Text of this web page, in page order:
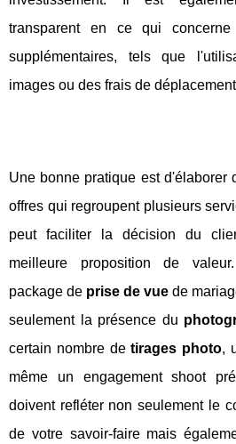
transparent en ce qui
supplémentaires, tels que
images ou des frais de
Une bonne pratique est d'élaborer
offres qui regroupent plusieurs
peut faciliter la décision du
meilleure proposition de
package de prise de vue de
seulement la présence du
certain nombre detirages photo,
même un engagement shoot
doivent refléter non seulement le
de votre savoir-faire mais